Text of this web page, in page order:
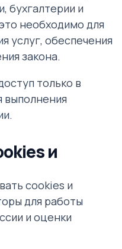
бухгалтерии и
необходимо для
услуг, обеспечения
закона.
только в
и
cookies и
для работы
и оценки